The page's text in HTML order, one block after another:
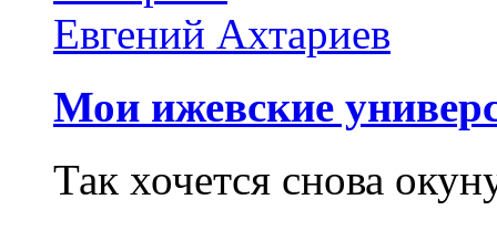
Евгений Ахтариев
Мои ижевские
Так хочется снова